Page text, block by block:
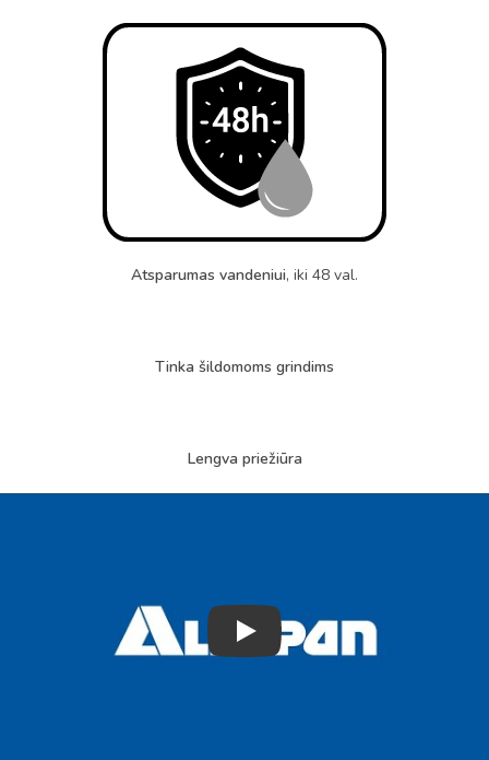
Atsparumas vandeniui, iki 48 val.
Tinka šildomoms grindims
Lengva priežiūra
Play